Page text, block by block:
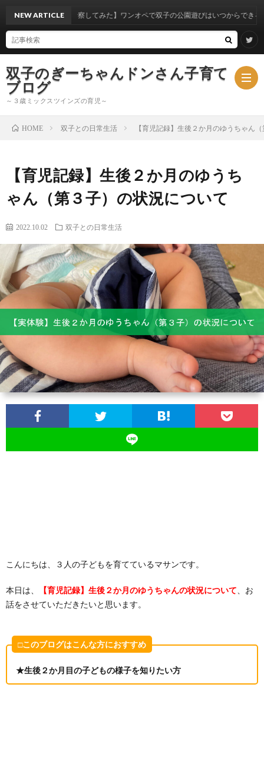
双子のぎーちゃんドンさん子育て
ブログ
～３歳ミックスツインズの育児～
ツ
イ
ン
ズ
の
NEW ARTICLE
から考察してみた】ワンオペで双子の公園遊びはいつからできるのか？
HOME 双子との日常生活 【育児記録】生後２か月のゆうちゃん
【育児記録】生後２か月のゆうち
ゃん（第３子）の状況について
2022.10.02 双子との日常生活
こんにちは、３人の子どもを育てているマサンです。
本日は、 【育児記録】生後２か月のゆうちゃんの状況について 、お
話をさせていただきたいと思います。
□このブログはこんな方におすすめ
★生後２か月目の子どもの様子を知りたい方